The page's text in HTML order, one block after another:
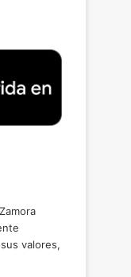
valores,